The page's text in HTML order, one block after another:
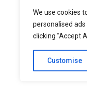
We use cookies
personalised
clicking "Accept
Customise